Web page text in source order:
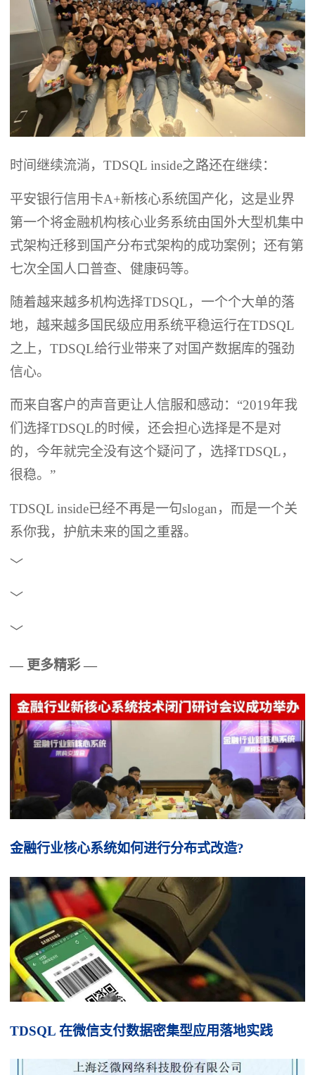
时间继续流淌，TDSQL inside之路还在继续：
平安银行信用卡A+新核心系统国产化，这是业界
第一个将金融机构核心业务系统由国外大型机集中
式架构迁移到国产分布式架构的成功案例；还有第
七次全国人口普查、健康码等。
随着越来越多机构选择TDSQL，一个个大单的落
地，越来越多国民级应用系统平稳运行在TDSQL
之上，TDSQL给行业带来了对国产数据库的强劲
信心。
而来自客户的声音更让人信服和感动：“2019年我
们选择TDSQL的时候，还会担心选择是不是对
的，今年就完全没有这个疑问了，选择TDSQL，
很稳。”
TDSQL inside已经不再是一句slogan，而是一个关
系你我，护航未来的国之重器。
﹀
﹀
﹀
— 更多精彩 —
金融行业核心系统如何进行分布式改造?
TDSQL 在微信支付数据密集型应用落地实践